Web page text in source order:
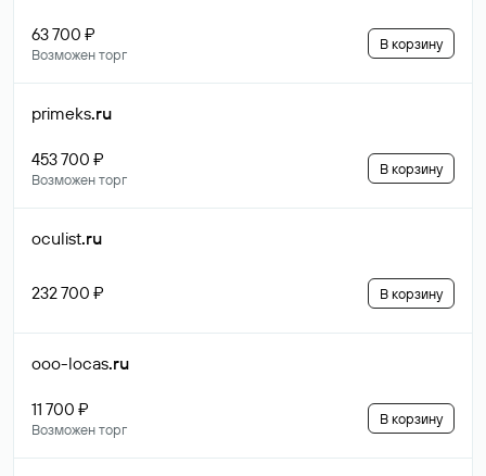
63 700 ₽
Возможен торг
В корзину
primeks.ru
453 700 ₽
Возможен торг
В корзину
oculist.ru
232 700 ₽ В корзину
ooo-locas.ru
11 700 ₽
Возможен торг
В корзину